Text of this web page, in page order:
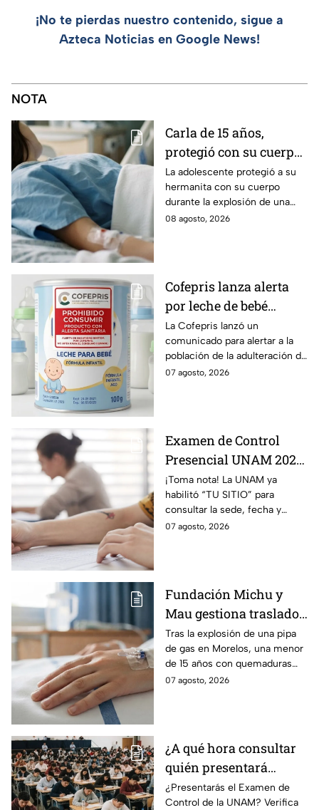
¡No te pierdas nuestro contenido, sigue a
Azteca Noticias en Google News!
NOTA
Carla de 15 años,
protegió con su cuerpo
a su hermanita de 4
durante la explosión de
una pipa de gas en
Cuernavaca
La adolescente protegió a su
hermanita con su cuerpo
durante la explosión de una
pipa de gas en Cuernavaca;
08 agosto, 2026
Cofepris lanza alerta
por leche de bebé
adulterada: ¿Qué marca
es y cómo identificarla?
La Cofepris lanzó un
comunicado para alertar a la
población de la adulteración de
una leche para bebé.
07 agosto, 2026
Examen de Control
Presencial UNAM 2026:
consulta aquí tu sede,
fecha y horario
¡Toma nota! La UNAM ya
habilitó “TU SITIO” para
consultar la sede, fecha y
horario del Examen Control
07 agosto, 2026
Fundación Michu y
Mau gestiona traslado
a Texas de adolescente
herida en explosión de
una pipa de gas en
Morelos
Tras la explosión de una pipa
de gas en Morelos, una menor
de 15 años con quemaduras
graves será trasladada a
07 agosto, 2026
¿A qué hora consultar
quién presentará
examen de control?
¿Presentarás el Examen de
Control de la UNAM? Verifica